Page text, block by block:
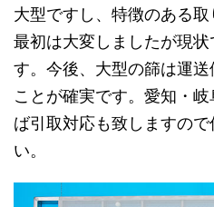
大型ですし、特徴のある取
最初は大変しましたが現
す。今後、大型の篩は運
ことが確実です。愛知・
ば引取対応も致しますの
い。